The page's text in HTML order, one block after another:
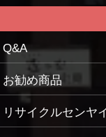
Q&A
お勧め商品
リサイクルセンヤ